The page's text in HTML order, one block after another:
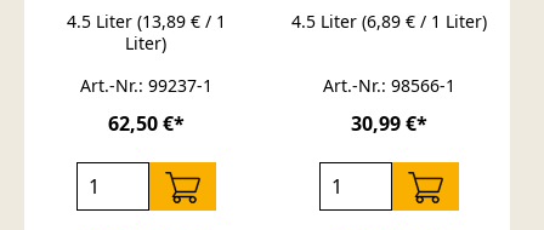
4.5 Liter (13,89 € / 1
Liter)
Art.-Nr.: 99237-1
62,50 €*
4.5 Liter (6,89 € / 1 Liter)
Art.-Nr.: 98566-1
30,99 €*